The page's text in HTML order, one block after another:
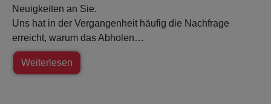
Neuigkeiten an Sie.
Uns hat in der Vergangenheit häufig die Nachfrage
erreicht, warum das Abholen…
Weiterlesen